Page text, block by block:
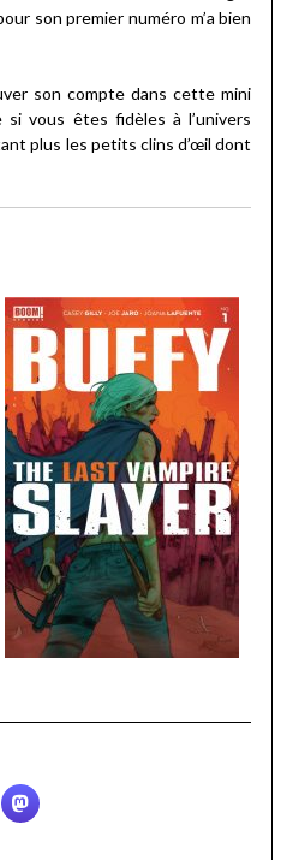
son premier numéro m’a bien
son compte dans cette mini
vous êtes fidèles à l’univers
plus les petits clins d’œil dont